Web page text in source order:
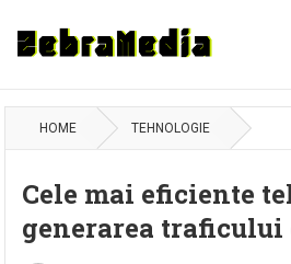
HOME TEHNOLOGIE
Cele mai eficiente
generarea